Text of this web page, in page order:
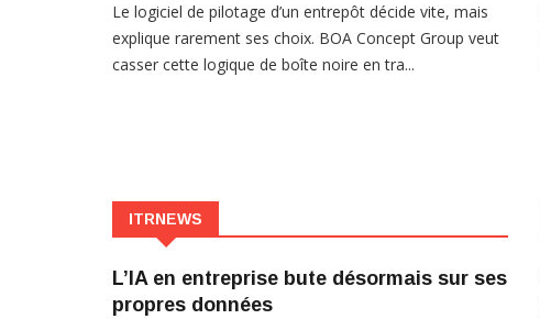
Le logiciel de pilotage d’un entrepôt décide vite, mais
explique rarement ses choix. BOA Concept Group veut
casser cette logique de boîte noire en tra...
ITRNEWS
L’IA en entreprise bute désormais sur ses
propres données